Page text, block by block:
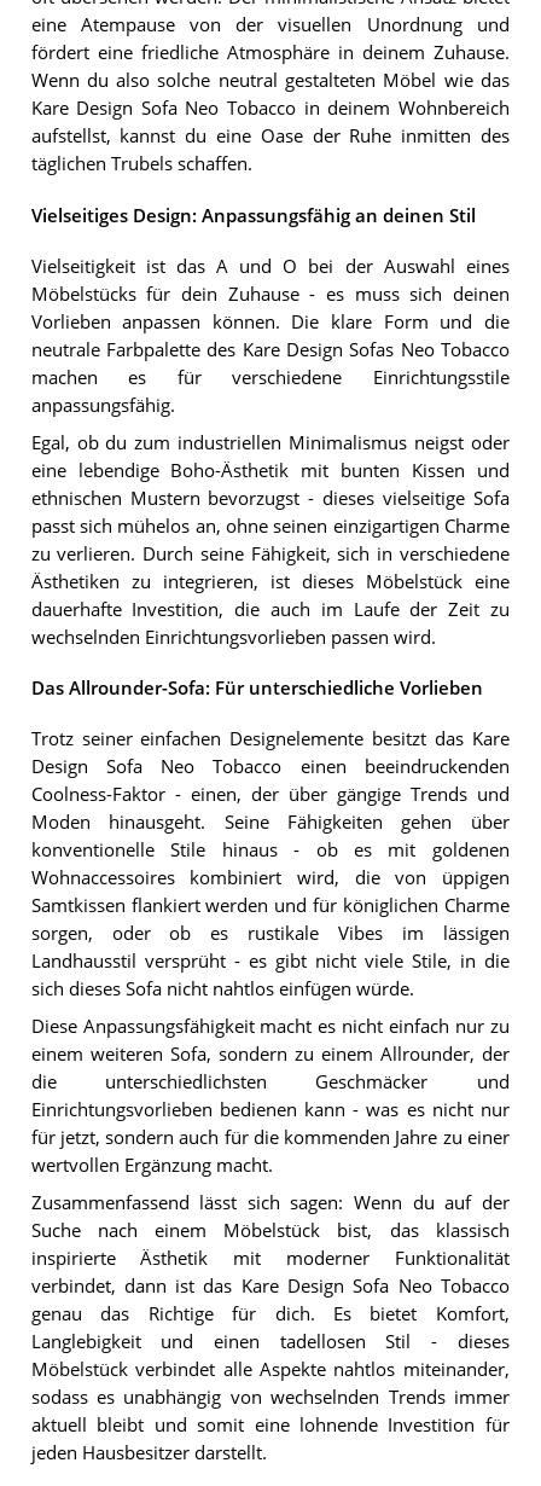
eine Atempause von der visuellen Unordnung und
fördert eine friedliche Atmosphäre in deinem Zuhause.
Wenn du also solche neutral gestalteten Möbel wie das
Kare Design Sofa Neo Tobacco in deinem Wohnbereich
aufstellst, kannst du eine Oase der Ruhe inmitten des
täglichen Trubels schaffen.
Vielseitiges Design: Anpassungsfähig an deinen Stil
Vielseitigkeit ist das A und O bei der Auswahl eines
Möbelstücks für dein Zuhause - es muss sich deinen
Vorlieben anpassen können. Die klare Form und die
neutrale Farbpalette des Kare Design Sofas Neo Tobacco
machen es für verschiedene Einrichtungsstile
anpassungsfähig.
Egal, ob du zum industriellen Minimalismus neigst oder
eine lebendige Boho-Ästhetik mit bunten Kissen und
ethnischen Mustern bevorzugst - dieses vielseitige Sofa
passt sich mühelos an, ohne seinen einzigartigen Charme
zu verlieren. Durch seine Fähigkeit, sich in verschiedene
Ästhetiken zu integrieren, ist dieses Möbelstück eine
dauerhafte Investition, die auch im Laufe der Zeit zu
wechselnden Einrichtungsvorlieben passen wird.
Das Allrounder-Sofa: Für unterschiedliche Vorlieben
Trotz seiner einfachen Designelemente besitzt das Kare
Design Sofa Neo Tobacco einen beeindruckenden
Coolness-Faktor - einen, der über gängige Trends und
Moden hinausgeht. Seine Fähigkeiten gehen über
konventionelle Stile hinaus - ob es mit goldenen
Wohnaccessoires kombiniert wird, die von üppigen
Samtkissen flankiert werden und für königlichen Charme
sorgen, oder ob es rustikale Vibes im lässigen
Landhausstil versprüht - es gibt nicht viele Stile, in die
sich dieses Sofa nicht nahtlos einfügen würde.
Diese Anpassungsfähigkeit macht es nicht einfach nur zu
einem weiteren Sofa, sondern zu einem Allrounder, der
die unterschiedlichsten Geschmäcker und
Einrichtungsvorlieben bedienen kann - was es nicht nur
für jetzt, sondern auch für die kommenden Jahre zu einer
wertvollen Ergänzung macht.
Zusammenfassend lässt sich sagen: Wenn du auf der
Suche nach einem Möbelstück bist, das klassisch
inspirierte Ästhetik mit moderner Funktionalität
verbindet, dann ist das Kare Design Sofa Neo Tobacco
genau das Richtige für dich. Es bietet Komfort,
Langlebigkeit und einen tadellosen Stil - dieses
Möbelstück verbindet alle Aspekte nahtlos miteinander,
sodass es unabhängig von wechselnden Trends immer
aktuell bleibt und somit eine lohnende Investition für
jeden Hausbesitzer darstellt.